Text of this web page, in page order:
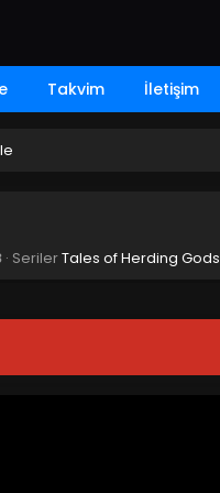
Takvim İletişim
· SerilerTales of Herding Gods